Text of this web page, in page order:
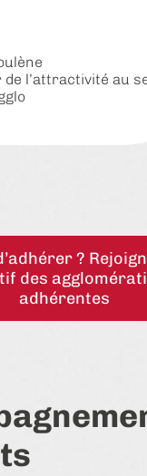
l’attractivité au
?
des
adhérentes